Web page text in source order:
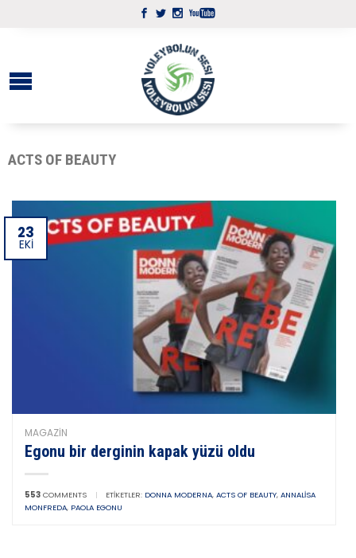
ACTS OF BEAUTY
23
EKI
MAGAZIN
Egonu bir derginin kapak yüzü oldu
553 COMMENTS | ETIKETLER: DONNA MODERNA, ACTS OF BEAUTY, ANNALISA
MONFREDA, PAOLA EGONU